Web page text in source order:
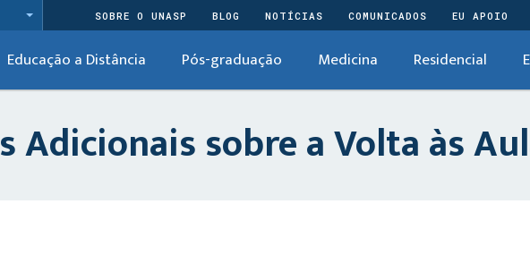
SOBRE O UNASP BLOG NOTÍCIAS COMUNICADOS EU APOIO
Educação a Distância Pós-graduação Medicina Residencial
Adicionais sobre a Volta às